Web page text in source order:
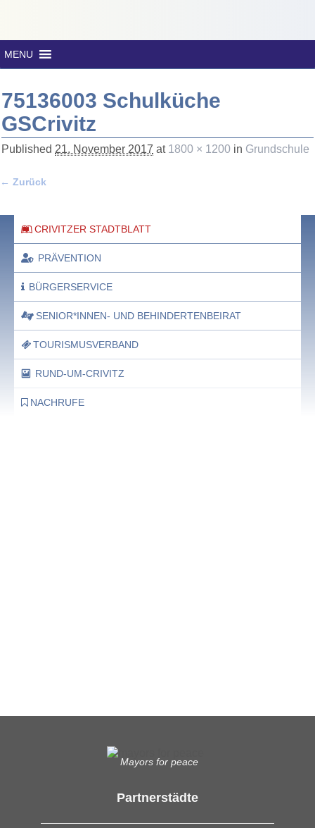
MENU
75136003 Schulküche
GSCrivitz
Published 21. November 2017 at 1800 × 1200 in Grundschule
← Zurück
CRIVITZER STADTBLATT
PRÄVENTION
BÜRGERSERVICE
SENIOR*INNEN- UND BEHINDERTENBEIRAT
TOURISMUSVERBAND
RUND-UM-CRIVITZ
NACHRUFE
Mayors for peace
Partnerstädte